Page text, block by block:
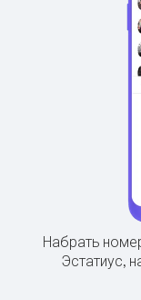
Набрать
Эстатиус,